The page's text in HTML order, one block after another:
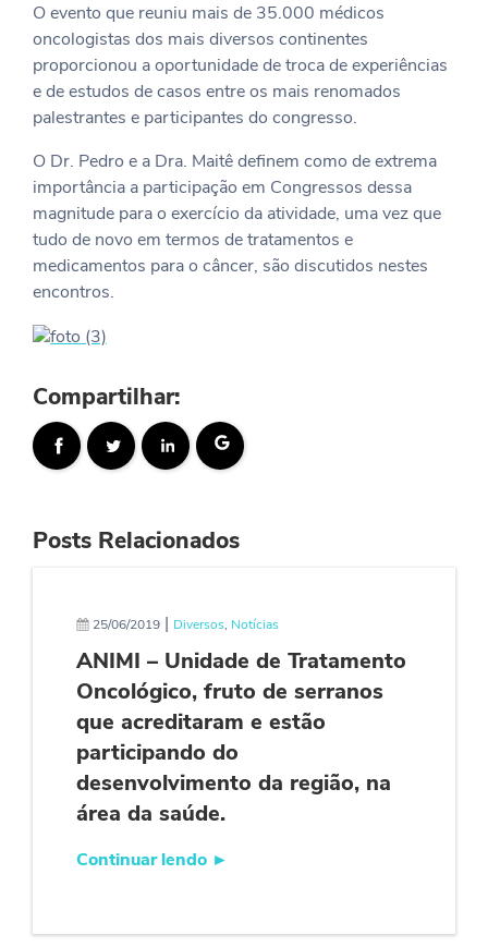
O evento que reuniu mais de 35.000 médicos
oncologistas dos mais diversos continentes
proporcionou a oportunidade de troca de experiências
e de estudos de casos entre os mais renomados
palestrantes e participantes do congresso.
O Dr. Pedro e a Dra. Maitê definem como de extrema
importância a participação em Congressos dessa
magnitude para o exercício da atividade, uma vez que
tudo de novo em termos de tratamentos e
medicamentos para o câncer, são discutidos nestes
encontros.
Compartilhar:
Posts Relacionados
25/06/2019 | Diversos, Notícias
ANIMI – Unidade de Tratamento
Oncológico, fruto de serranos
que acreditaram e estão
participando do
desenvolvimento da região, na
área da saúde.
Continuar lendo ►